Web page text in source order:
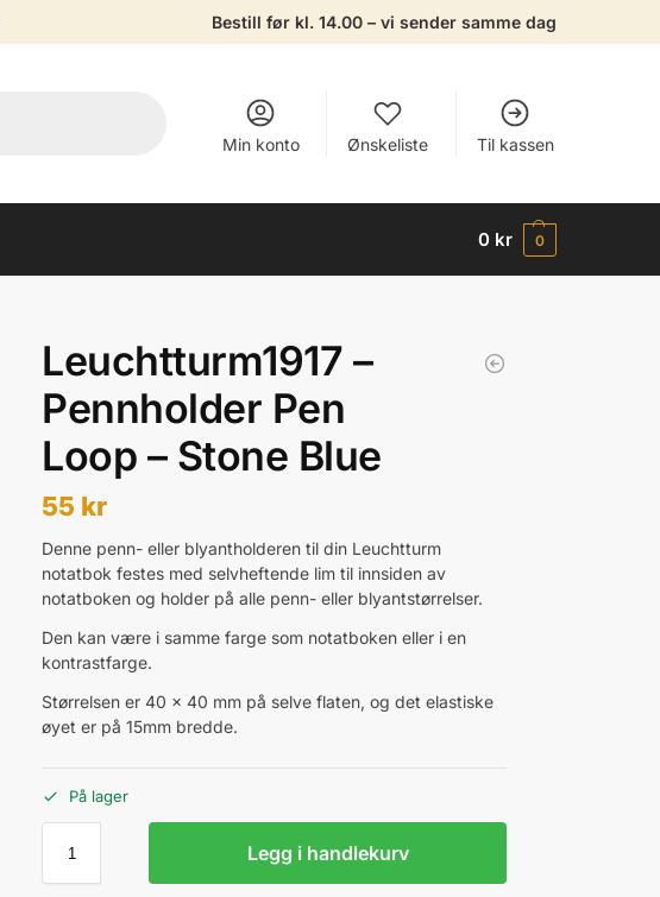
Bestill før kl. 14.00 – vi sender samme dag
Min konto Ønskeliste Til kassen
0 kr 0
Leuchtturm1917 –
Pennholder Pen
Loop – Stone Blue
55 kr
Denne penn- eller blyantholderen til din Leuchtturm
notatbok festes med selvheftende lim til innsiden av
notatboken og holder på alle penn- eller blyantstørrelser.
Den kan være i samme farge som notatboken eller i en
kontrastfarge.
Størrelsen er 40 x 40 mm på selve flaten, og det elastiske
øyet er på 15mm bredde.
På lager
Legg i handlekurv